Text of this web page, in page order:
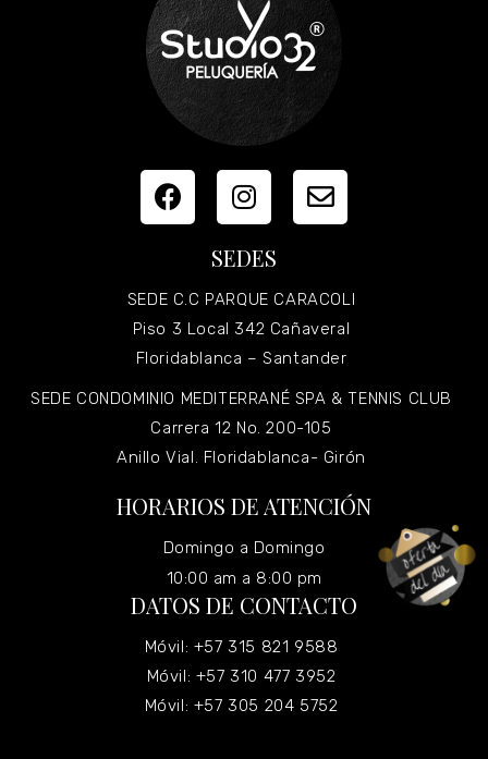
SEDES
SEDE C.C PARQUE CARACOLI
Piso 3 Local 342 Cañaveral
Floridablanca – Santander
SEDE CONDOMINIO MEDITERRANÉ SPA & TENNIS CLUB
Carrera 12 No. 200-105
Anillo Vial. Floridablanca- Girón
HORARIOS DE ATENCIÓN
Domingo a Domingo
10:00 am a 8:00 pm
DATOS DE CONTACTO
Móvil: +57 315 821 9588
Móvil: +57 310 477 3952
Móvil: +57 305 204 5752